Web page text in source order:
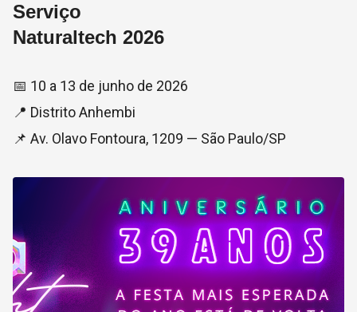
Serviço
Naturaltech 2026
📅 10 a 13 de junho de 2026
📍 Distrito Anhembi
📌 Av. Olavo Fontoura, 1209 — São Paulo/SP